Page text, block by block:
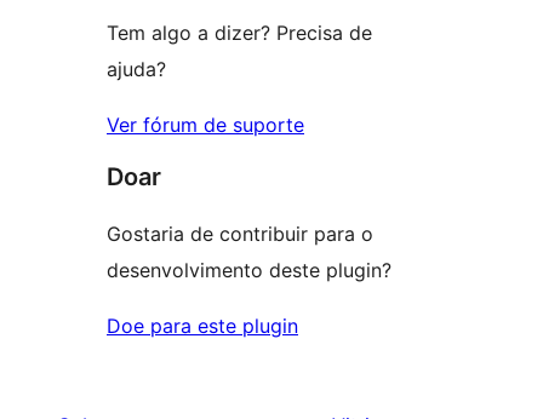
Tem algo a dizer? Precisa de
ajuda?
Ver fórum de suporte
Doar
Gostaria de contribuir para o
desenvolvimento deste plugin?
Doe para este plugin